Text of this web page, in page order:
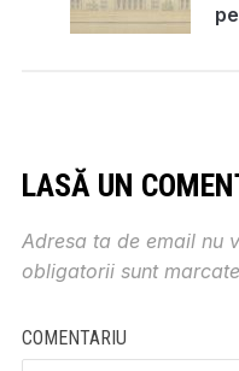
LASĂ UN
Adresa ta de email nu
obligatorii sunt
COMENTARIU